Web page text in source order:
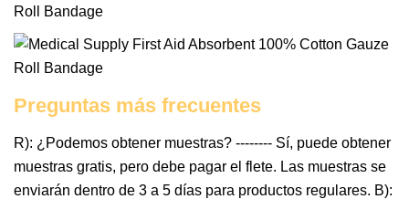
Preguntas más frecuentes
R): ¿Podemos obtener muestras? -------- Sí, puede obtener
muestras gratis, pero debe pagar el flete. Las muestras se
enviarán dentro de 3 a 5 días para productos regulares. B):